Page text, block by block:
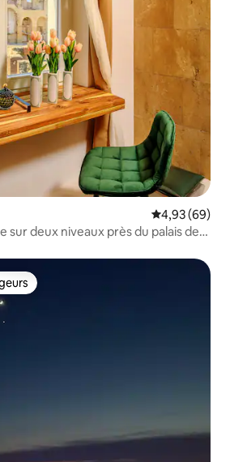
Note
4,93 (69)
sur deux niveaux près du palais de